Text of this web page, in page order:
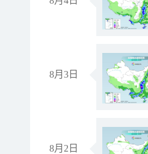
8月3日
8月2日